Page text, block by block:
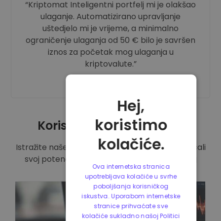
Kriptomat Inteligentni portfelj mi je olakšao
ulaganje. Automatizirano upravljanje
uštedjelo mi je vrijeme, a minimalno
ograničenje ulaganja od 50 € bilo je savršen
iznos za početak mog ulaganja u
kriptovalute.
Korisni resursi za pomoć
Istražite naše detaljne vodiče kako biste povećali
svoj potencijal ulaganja u Inteligentni portfelj
Hej,
koristimo
kolačiće.
Ova internetska stranica
upotrebljava kolačiće u svrhe
poboljšanja korisničkog
iskustva. Uporabom internetske
stranice prihvaćate sve
kolačiće sukladno našoj Politici